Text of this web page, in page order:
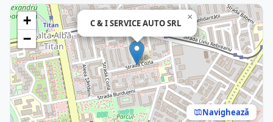
C & I SERVICE AUTO SRL
×
+
−
Navighează